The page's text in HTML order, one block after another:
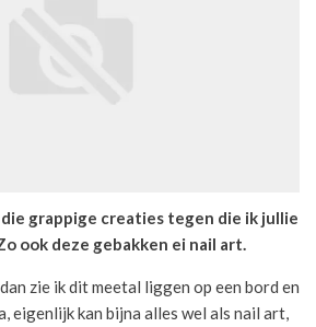
grappige creaties tegen die ik jullie
ook deze gebakken ei nail art.
zie ik dit meetal liggen op een bord en
eigenlijk kan bijna alles wel als nail art,